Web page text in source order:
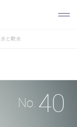
と軟水
No. 40